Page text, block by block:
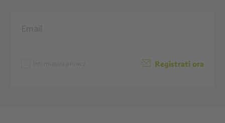
Registrati ora